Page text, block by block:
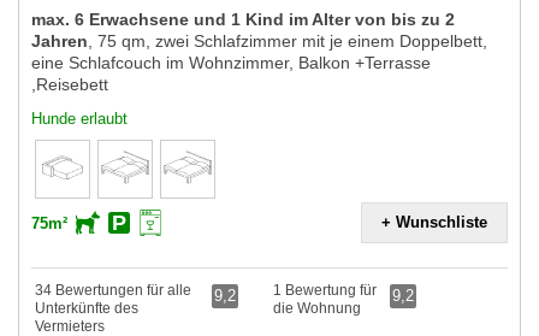
max. 6 Erwachsene und 1 Kind im Alter von bis zu 2
Jahren 75 qm, zwei Schlafzimmer mit je einem Doppelbett,
eine Schlafcouch im Wohnzimmer, Balkon +Terrasse
,Reisebett
Hunde erlaubt
75m² + Wunschliste
34 Bewertungen für alle
Unterkünfte des
Vermieters
9,2
1 Bewertung für
die Wohnung
9,2